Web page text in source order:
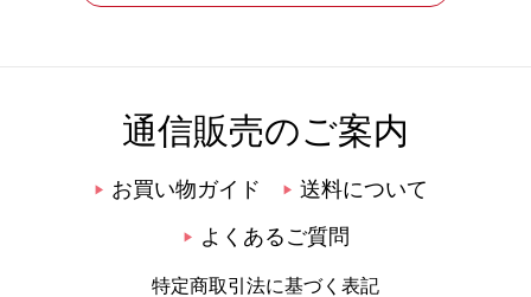
通信販売のご案内
▶ お買い物ガイド ▶ 送料について
▶ よくあるご質問
特定商取引法に基づく表記